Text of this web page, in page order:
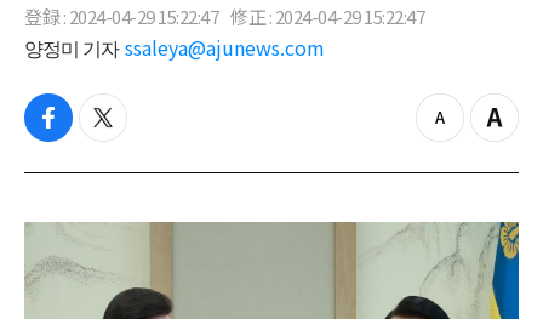
登録 : 2024-04-29 15:22:47 修正 : 2024-04-29 15:22:47
양정미 기자 ssaleya@ajunews.com
f
c
b
o
t
i
t
z
o
o
t
Z
o
i
n